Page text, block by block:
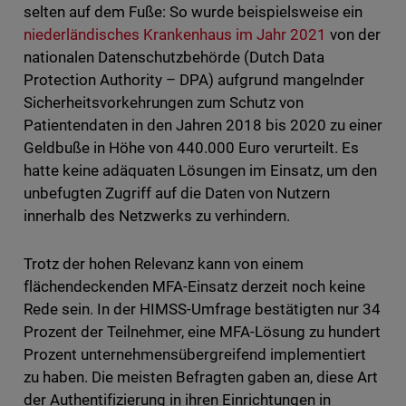
selten auf dem Fuße: So wurde beispielsweise ein
niederländisches Krankenhaus im Jahr 2021 von der
nationalen Datenschutzbehörde (Dutch Data
Protection Authority – DPA) aufgrund mangelnder
Sicherheitsvorkehrungen zum Schutz von
Patientendaten in den Jahren 2018 bis 2020 zu einer
Geldbuße in Höhe von 440.000 Euro verurteilt. Es
hatte keine adäquaten Lösungen im Einsatz, um den
unbefugten Zugriff auf die Daten von Nutzern
innerhalb des Netzwerks zu verhindern.
Trotz der hohen Relevanz kann von einem
flächendeckenden MFA-Einsatz derzeit noch keine
Rede sein. In der HIMSS-Umfrage bestätigten nur 34
Prozent der Teilnehmer, eine MFA-Lösung zu hundert
Prozent unternehmensübergreifend implementiert
zu haben. Die meisten Befragten gaben an, diese Art
der Authentifizierung in ihren Einrichtungen in